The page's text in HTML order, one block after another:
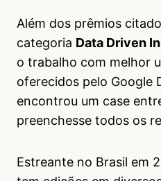
Além dos prêmios
categoria Data Driven
o trabalho com melhor
oferecidos pelo Google
encontrou um case
preenchesse todos os
Estreante no Brasil em